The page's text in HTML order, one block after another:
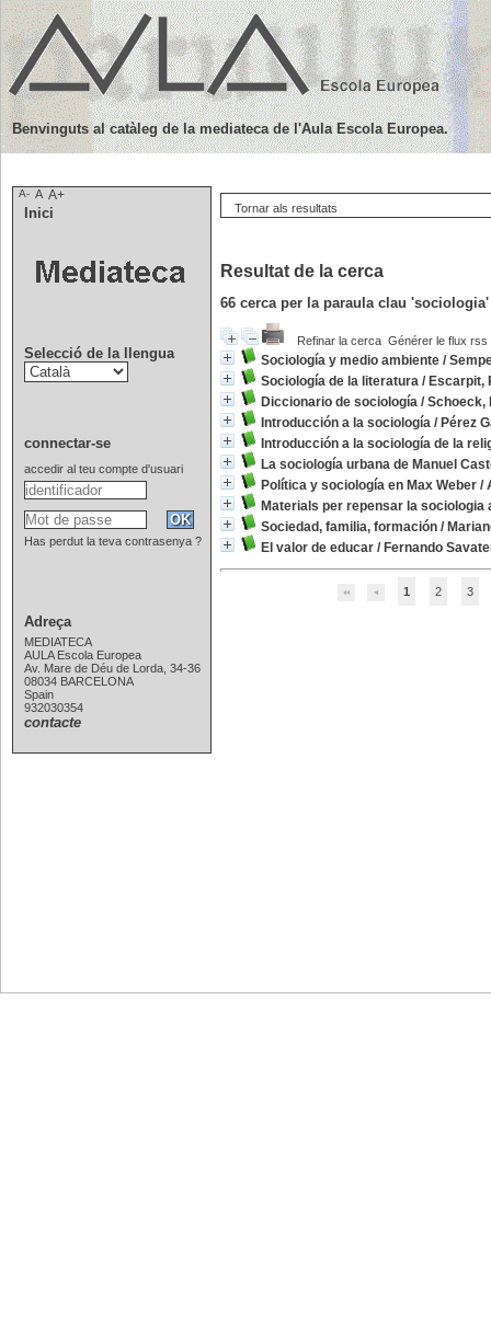
Tornar als resultats
Resultat de la cerca
66 cerca per la paraula clau
Refinar la cerca Générer le flux rss
Sociología y medio ambiente /
Sociología de la literatura / Escarpit,
Diccionario de sociología /Schoeck,
Introducción a la sociología / Pérez
Introducción a la sociología de la
La sociología urbana de Manuel
Política y sociología en Max Weber /
Materials per repensar la sociologia
Sociedad, familia, formación /
El valor de educar / Fernando
1 2 3
Benvinguts al catàleg de la mediateca de l'Aula Escola Europea.
A- A A+
Inici
Selecció de la llengua
connectar-se
accedir al teu compte d'usuari
Has perdut la teva contrasenya ?
Adreça
MEDIATECA
AULA Escola Europea
Av. Mare de Déu de Lorda, 34-36
08034 BARCELONA
Spain
932030354
contacte